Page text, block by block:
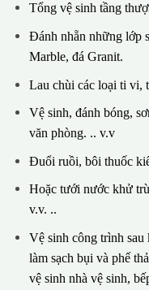
Tổng vệ sinh tầng
Đánh nhẵn những lớp
Marble, đá Granit.
Lau chùi các loại ti vi,
Vệ sinh, đánh bóng,
văn phòng. .. v.v
Đuổi ruồi, bôi thuốc
Hoặc tưới nước khử
v.v. ..
Vệ sinh công trình
làm sạch bụi và phế
vệ sinh nhà vệ sinh,